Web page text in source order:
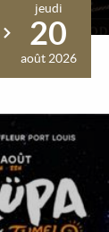
jeudi
20
août 2026